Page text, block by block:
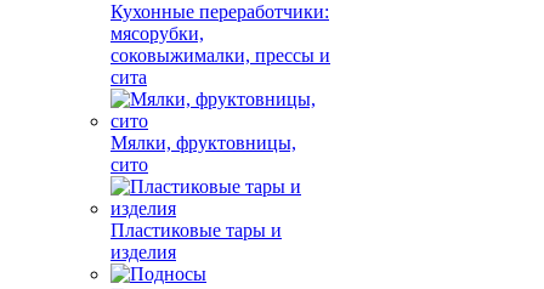
Кухонные переработчики:
мясорубки,
соковыжималки, прессы и
сита
Мялки, фруктовницы,
сито
Пластиковые тары и
изделия